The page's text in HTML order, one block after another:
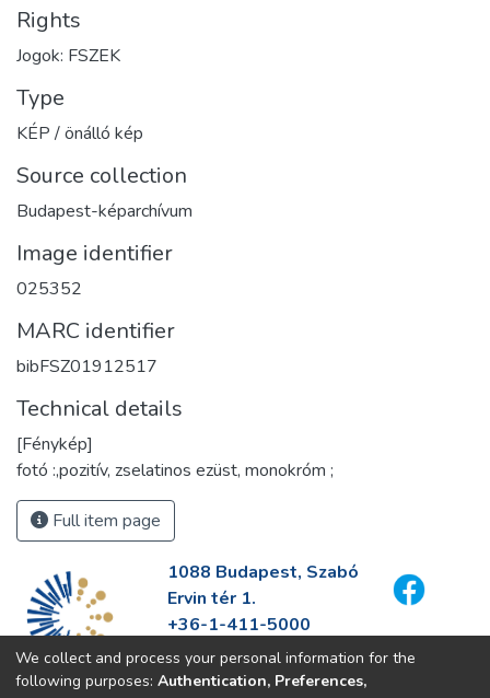
Rights
Jogok: FSZEK
Type
KÉP / önálló kép
Source collection
Budapest-képarchívum
Image identifier
025352
MARC identifier
bibFSZ01912517
Technical details
[Fénykép]
fotó :,pozitív, zselatinos ezüst, monokróm ;
Full item page
1088 Budapest, Szabó
Ervin tér 1.
+36-1-411-5000
info@fszek.hu
https://fszek.hu
We collect and process your personal information for the
following purposes: Authentication, Preferences,